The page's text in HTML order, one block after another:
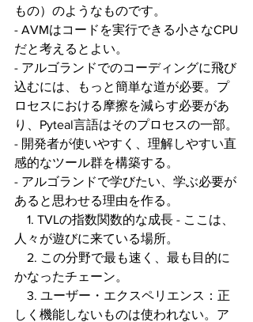
もの）のようなものです。
- AVMはコードを実行できる小さなCPU
だと考えるとよい。
- アルゴランドでのコーディングに飛び
込むには、もっと簡単な道が必要。プ
ロセスにおける摩擦を減らす必要があ
り、Pyteal言語はそのプロセスの一部。
- 開発者が使いやすく、理解しやすい直
感的なツール群を構築する。
- アルゴランドで学びたい、学ぶ必要が
あると思わせる理由を作る。
1. TVLの指数関数的な成長 - ここは、
人々が遊びに来ている場所。
2. この分野で最も速く、最も目的に
かなったチェーン。
3. ユーザー・エクスペリエンス：正
しく機能しないものは使われない。ア